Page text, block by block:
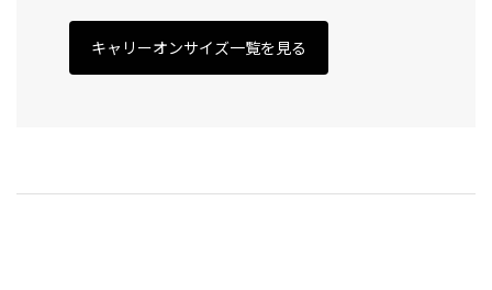
キャリーオンサイズ一覧を見る